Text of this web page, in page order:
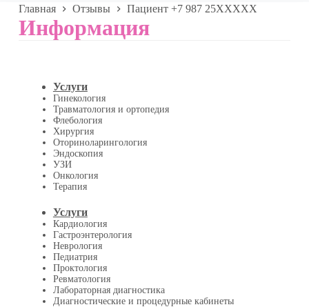
Главная Отзывы Пациент +7 987 25XXXXX
Информация
Услуги
Гинекология
Травматология и ортопедия
Флебология
Хирургия
Оториноларингология
Эндоскопия
УЗИ
Онкология
Терапия
Услуги
Кардиология
Гастроэнтерология
Неврология
Педиатрия
Проктология
Ревматология
Лабораторная диагностика
Диагностические и процедурные кабинеты